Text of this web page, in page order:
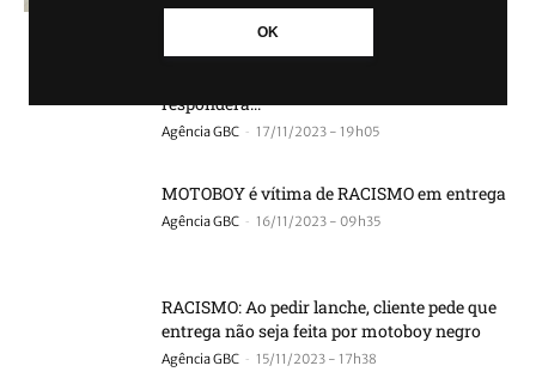
OK
REVIRAVOLTA: Dono de lanchonete afirma
responderá...
Agência GBC - 17/11/2023 - 19h05
MOTOBOY é vítima de RACISMO em entrega
Agência GBC - 16/11/2023 - 09h35
RACISMO: Ao pedir lanche, cliente pede que
entrega não seja feita por motoboy negro
Agência GBC - 15/11/2023 - 17h38